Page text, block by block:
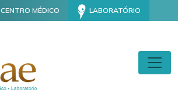
CENTRO MÉDICO LABORATÓRIO